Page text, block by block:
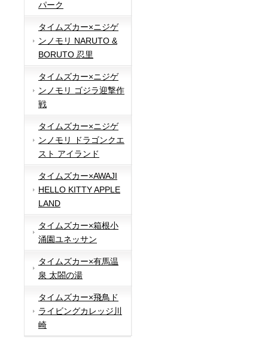
パーク
タイムズカー×ニジゲ
ンノモリ NARUTO &
BORUTO 忍里
タイムズカー×ニジゲ
ンノモリ ゴジラ迎撃作
戦
タイムズカー×ニジゲ
ンノモリ ドラゴンクエ
スト アイランド
タイムズカー×AWAJI
HELLO KITTY APPLE
LAND
タイムズカー×箱根小
涌園ユネッサン
タイムズカー×有馬温
泉 太閤の湯
タイムズカー×飛鳥ド
ライビングカレッジ川
崎